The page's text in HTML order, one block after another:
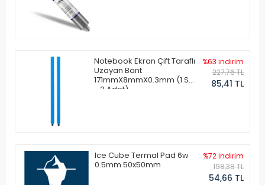
Notebook Ekran Çift Taraflı
Uzayan Bant
171mmX8mmX0.3mm (1 Set
- 2 Adet)
%63 indirim
227,76 TL
85,41 TL
Ice Cube Termal Pad 6w
0.5mm 50x50mm
%72 indirim
198,38 TL
54,66 TL